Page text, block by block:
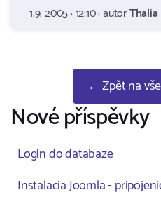
1.9. 2005 · 12:10 · autorThalia
← Zpět na
Nové příspěvky
Login do databaze
Instalacia Joomla -